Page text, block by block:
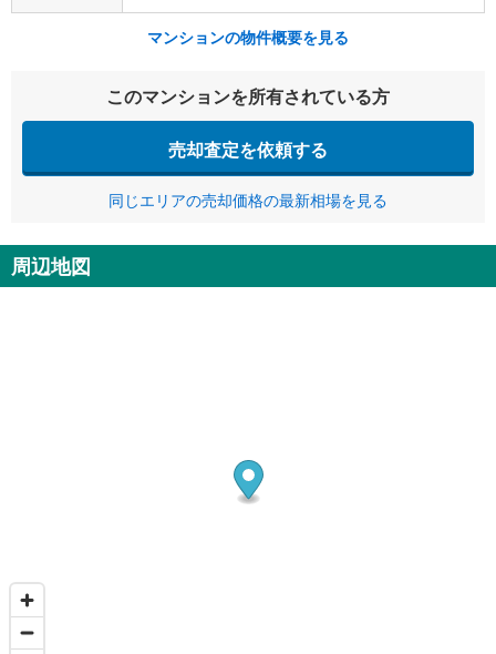
マンションの物件概要を見る
このマンションを所有されている方
売却査定を依頼する
同じエリアの売却価格の最新相場を見る
周辺地図